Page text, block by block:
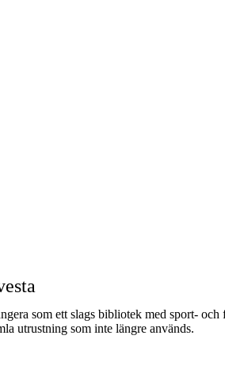
som ett slags bibliotek med sport-
utrustning som inte längre används.